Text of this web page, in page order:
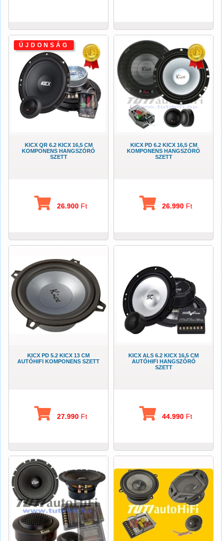
KICX QR 6.2 KICX 16,5 CM
KOMPONENS HANGSZÓRÓ
SZETT
26.900 Ft
ÚJDONSÁG
KICX PD 6.2 KICX 16,5 CM
KOMPONENS HANGSZÓRÓ
SZETT
26.990 Ft
KICX PD 5.2 KICX 13 CM
AUTÓHIFI KOMPONENS SZETT
27.990 Ft
KICX ALS 6.2 KICX 16,5 CM
AUTÓHIFI HANGSZÓRÓ
SZETT
44.990 Ft